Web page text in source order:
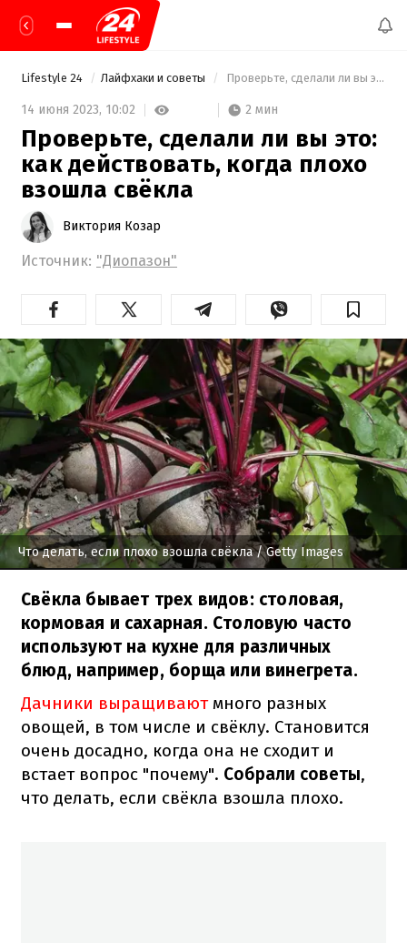
Lifestyle 24 Лайфхаки и советы Проверьте, сделали ли вы это: как действовать, когда плохо взошла свёкла
14 июня 2023, 10:02 2 мин
Проверьте, сделали ли вы это:
как действовать, когда плохо
взошла свёкла
Виктория Козар
Источник: "Диопазон"
Что делать, если плохо взошла свёкла/ Getty Images
Свёкла бывает трех видов: столовая,
кормовая и сахарная. Столовую часто
используют на кухне для различных
блюд, например, борща или винегрета.
Дачники выращиваютмного разных
овощей, в том числе и свёклу. Становится
очень досадно, когда она не сходит и
встает вопрос "почему". Собрали советы,
что делать, если свёкла взошла плохо.